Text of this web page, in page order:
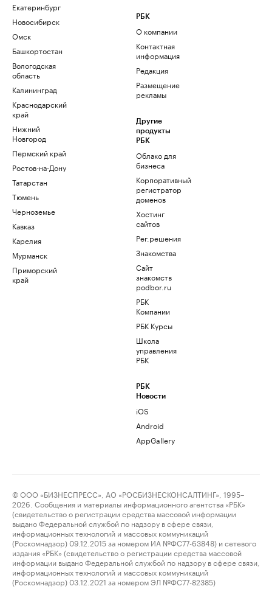
Екатеринбург
Новосибирск
Омск
Башкортостан
Вологодская
область
Калининград
Краснодарский
край
Нижний
Новгород
Пермский край
Ростов-на-Дону
Татарстан
Тюмень
Черноземье
Кавказ
Карелия
Мурманск
Приморский
край
РБК
О компании
Контактная
информация
Редакция
Размещение
рекламы
Другие
продукты
РБК
Облако для
бизнеса
Корпоративный
регистратор
доменов
Хостинг
сайтов
Рег.решения
Знакомства
Сайт
знакомств
podbor.ru
РБК
Компании
РБК Курсы
Школа
управления
РБК
РБК
Новости
iOS
Android
AppGallery
© ООО «БИЗНЕСПРЕСС», АО «РОСБИЗНЕСКОНСАЛТИНГ», 1995–
2026. Сообщения и материалы информационного агентства «РБК»
(свидетельство о регистрации средства массовой информации
выдано Федеральной службой по надзору в сфере связи,
информационных технологий и массовых коммуникаций
(Роскомнадзор) 09.12.2015 за номером ИА №ФС77-63848) и сетевого
издания «РБК» (свидетельство о регистрации средства массовой
информации выдано Федеральной службой по надзору в сфере связи,
информационных технологий и массовых коммуникаций
(Роскомнадзор) 03.12.2021 за номером ЭЛ №ФС77-82385)